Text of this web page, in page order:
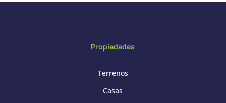
Propiedades
Terrenos
Casas